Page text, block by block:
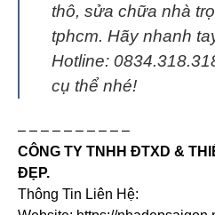
thô, sửa chữa nhà
tphcm. Hãy nhanh
Hotline:
cụ thể nhé!
– – – – – – – – – –
CÔNG TY TNHH ĐTXD &
ĐẸP.
Thông Tin Liên Hệ: